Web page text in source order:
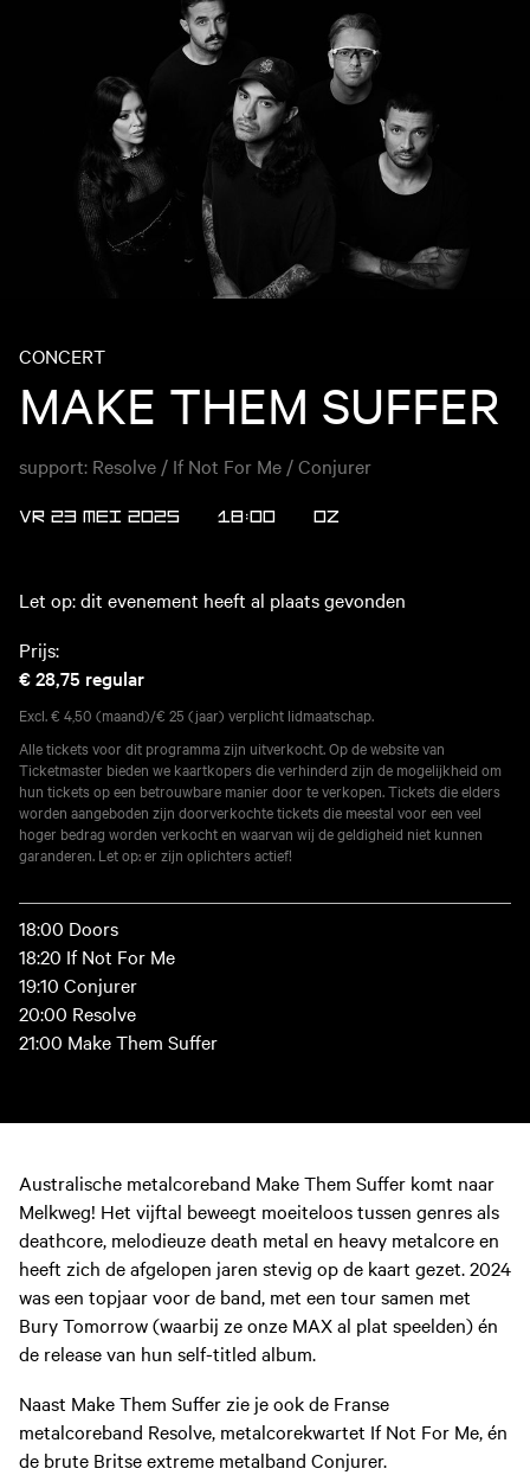
CONCERT
MAKE THEM SUFFER
support: Resolve / If Not For Me / Conjurer
VR 23 MEI 2025 18:00 OZ
Let op: dit evenement heeft al plaats gevonden
Prijs:
€ 28,75 regular
Excl. € 4,50 (maand)/€ 25 (jaar) verplicht lidmaatschap.
Alle tickets voor dit programma zijn uitverkocht. Op de website van
Ticketmaster bieden we kaartkopers die verhinderd zijn de mogelijkheid om
hun tickets op een betrouwbare manier door te verkopen. Tickets die elders
worden aangeboden zijn doorverkochte tickets die meestal voor een veel
hoger bedrag worden verkocht en waarvan wij de geldigheid niet kunnen
garanderen. Let op: er zijn oplichters actief!
18:00 Doors
18:20 If Not For Me
19:10 Conjurer
20:00 Resolve
21:00 Make Them Suffer
Australische metalcoreband Make Them Suffer komt naar
Melkweg! Het vijftal beweegt moeiteloos tussen genres als
deathcore, melodieuze death metal en heavy metalcore en
heeft zich de afgelopen jaren stevig op de kaart gezet. 2024
was een topjaar voor de band, met een tour samen met
Bury Tomorrow (waarbij ze onze MAX al plat speelden) én
de release van hun self-titled album.
Naast Make Them Suffer zie je ook de Franse
metalcoreband Resolve, metalcorekwartet If Not For Me, én
de brute Britse extreme metalband Conjurer.